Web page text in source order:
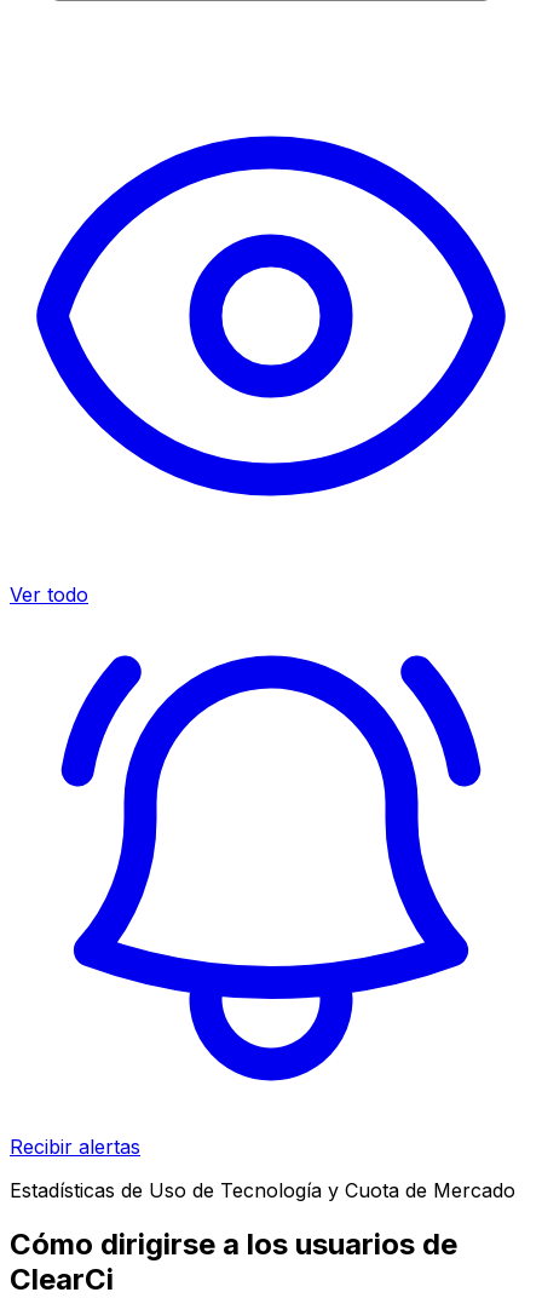
Ver todo
Recibir alertas
Estadísticas de Uso de Tecnología y Cuota de Mercado
Cómo dirigirse a los usuarios de
ClearCi